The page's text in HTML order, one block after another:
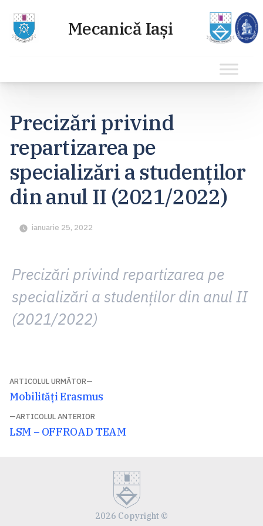
conținut
Precizări privind
repartizarea pe
specializări a studenţilor
din anul II (2021/2022)
ianuarie 25, 2022
Precizări privind repartizarea pe
specializări a studenţilor din anul II
(2021/2022)
Navigare
în
articole
ARTICOLUL ANTERIOR
Articolul
LSM – OFFROAD TEAM
ARTICOLUL URMĂTOR
Articolul
Mobilități Erasmus
2026 Copyright ©